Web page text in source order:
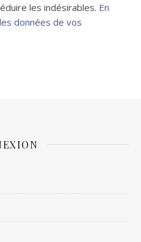
les indésirables. En
données de vos